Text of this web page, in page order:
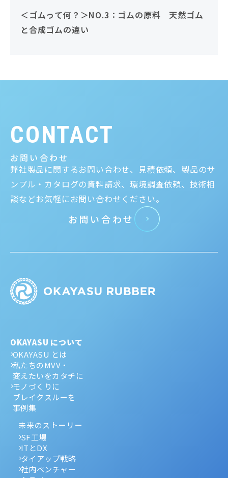
＜ゴムって何？＞NO.3：ゴムの原料 天然ゴム
と合成ゴムの違い
CONTACT
お問い合わせ
弊社製品に関するお問い合わせ、見積依頼、製品のサ
ンプル・カタログの資料請求、環境調査依頼、技術相
談などお気軽にお問い合わせください。
お問い合わせ
OKAYASU について
OKAYASU とは
私たちのMVV・
変えたいをカタチに
モノづくりに
ブレイクスルーを
事例集
未来のストーリー
SF工場
ITとDX
タイアップ戦略
社内ベンチャー